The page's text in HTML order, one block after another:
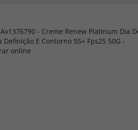
Av1376790 - Creme Renew Platinum Dia